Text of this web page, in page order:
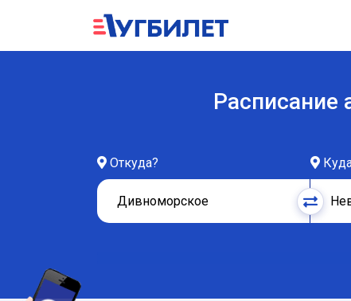
Расписание
Откуда?